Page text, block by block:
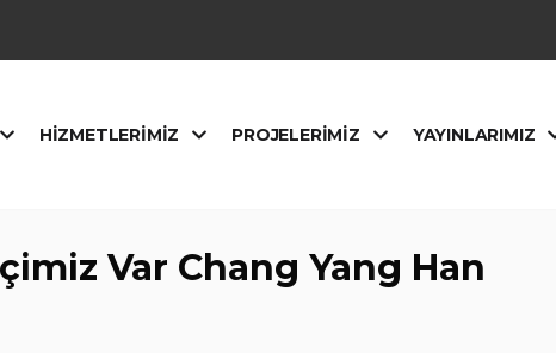
HIZMETLERIMIZ PROJELERIMIZ YAYINLARIMIZ
Var Chang Yang Han